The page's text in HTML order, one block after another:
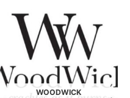
WOODWICK